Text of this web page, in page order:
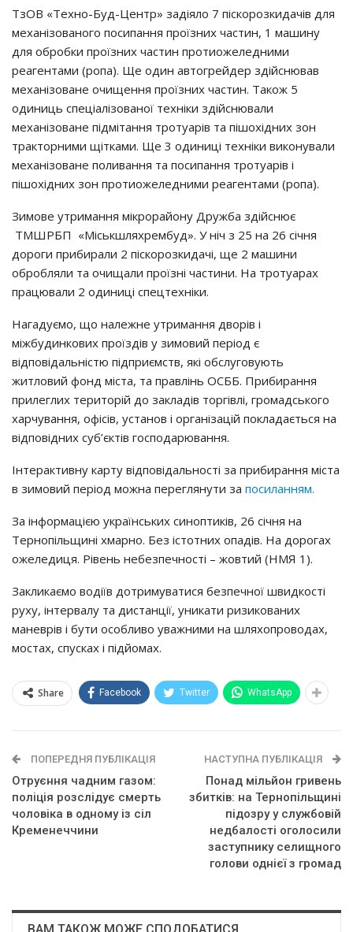
ТзОВ «Техно-Буд-Центр» задіяло 7 піскорозкидачів для
механізованого посипання проїзних частин, 1 машину
для обробки проїзних частин протиожеледними
реагентами (ропа). Ще один автогрейдер здійснював
механізоване очищення проїзних частин. Також 5
одиниць спеціалізованої техніки здійснювали
механізоване підмітання тротуарів та пішохідних зон
тракторними щітками. Ще 3 одиниці техніки виконували
механізоване поливання та посипання тротуарів і
пішохідних зон протиожеледними реагентами (ропа).
Зимове утримання мікрорайону Дружба здійснює
ТМШРБП «Міськшляхрембуд». У ніч з 25 на 26 січня
дороги прибирали 2 піскорозкидачі, ще 2 машини
обробляли та очищали проїзні частини. На тротуарах
працювали 2 одиниці спецтехніки.
Нагадуємо, що належне утримання дворів і
міжбудинкових проїздів у зимовий період є
відповідальністю підприємств, які обслуговують
житловий фонд міста, та правлінь ОСББ. Прибирання
прилеглих територій до закладів торгівлі, громадського
харчування, офісів, установ і організацій покладається на
відповідних суб’єктів господарювання.
Інтерактивну карту відповідальності за прибирання міста
в зимовий період можна переглянути за посиланням.
За інформацією українських синоптиків, 26 січня на
Тернопільщині хмарно. Без істотних опадів. На дорогах
ожеледиця. Рівень небезпечності – жовтий (НМЯ 1).
Закликаємо водіїв дотримуватися безпечної швидкості
руху, інтервалу та дистанції, уникати ризикованих
маневрів і бути особливо уважними на шляхопроводах,
мостах, спусках і підйомах.
Share Facebook Twitter WhatsApp
ПОПЕРЕДНЯ ПУБЛІКАЦІЯ
Отруєння чадним газом:
поліція розслідує смерть
чоловіка в одному із сіл
Кременеччини
НАСТУПНА ПУБЛІКАЦІЯ
Понад мільйон гривень
збитків: на Тернопільщині
підозру у службовій
недбалості оголосили
заступнику селищного
голови однієї з громад